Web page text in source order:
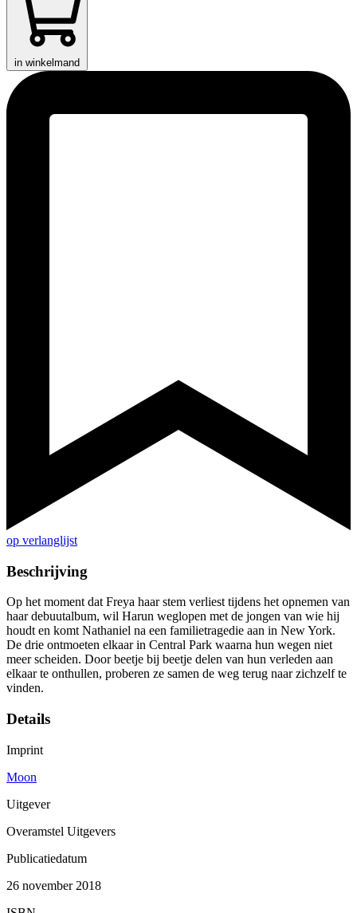
in winkelmand
op verlanglijst
Beschrijving
Op het moment dat Freya haar stem verliest tijdens het opnemen van
haar debuutalbum, wil Harun weglopen met de jongen van wie hij
houdt en komt Nathaniel na een familietragedie aan in New York.
De drie ontmoeten elkaar in Central Park waarna hun wegen niet
meer scheiden. Door beetje bij beetje delen van hun verleden aan
elkaar te onthullen, proberen ze samen de weg terug naar zichzelf te
vinden.
Details
Imprint
Moon
Uitgever
Overamstel Uitgevers
Publicatiedatum
26 november 2018